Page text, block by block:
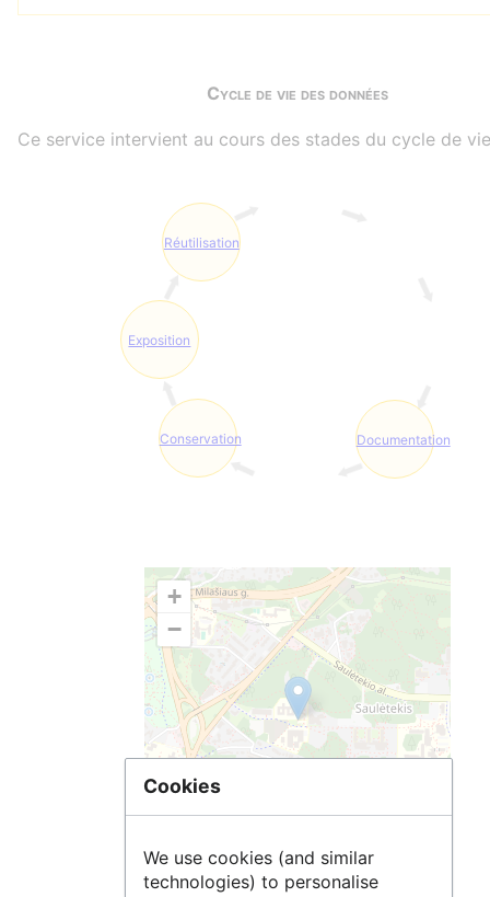
Cycle de vie des données
Ce service intervient au cours des stades du cycle de
Documentation
Conservation
Exposition
Réutilisation
+
−
Leaflet| ©OpenStreetMap
Cookies
We use cookies (and similar
technologies) to personalise